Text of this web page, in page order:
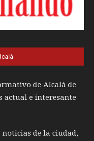
de Alcalá de
actual e interesante
de la ciudad,